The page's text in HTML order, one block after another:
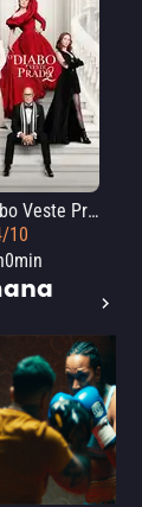
O Diabo Veste Prada 2
10